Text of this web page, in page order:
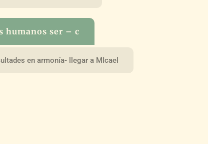
humanos ser – c
en armonía- llegar a MIcael